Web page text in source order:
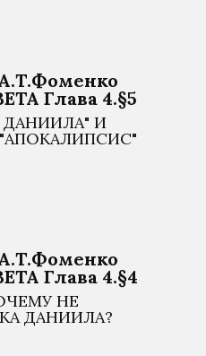
Глава 4.§5
ДАНИИЛА" И
Глава 4.§4
НЕ
ДАНИИЛА?